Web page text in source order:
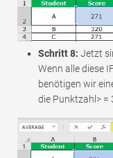
Schritt 8: Jetzt
Wenn alle diese
benötigen wir
die Punktzahl> =